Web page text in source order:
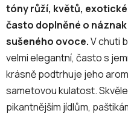
tóny růží, květů,
často doplněné o
sušeného ovoce.V chuti
velmi elegantní, často s
krásně podtrhuje jeho
sametovou kulatost.
pikantnějším jídlům,